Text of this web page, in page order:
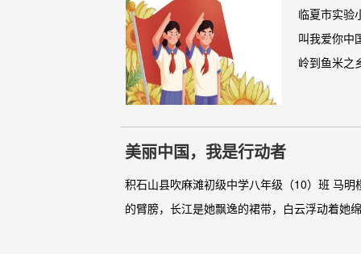
临夏市实验
叫我爱你中
岭到鱼米之
美丽中国，我是行动者
积石山县吹麻滩初级中学八年级（10）班 马
的臂膀，长江是她飘逸的裙带，白云浮动着她